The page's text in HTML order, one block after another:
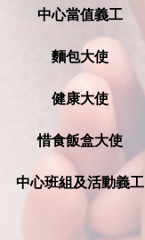
中心當值義工
麵包大使
健康大使
惜食飯盒大使
中心班組及活動義工